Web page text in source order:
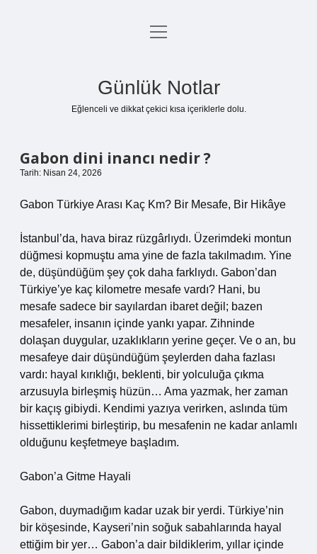
Anasayfa
menüyü
Günlük Notlar
Eğlenceli ve dikkat çekici kısa içeriklerle dolu.
Gabon dini inancı nedir ?
Tarih: Nisan 24, 2026
Gabon Türkiye Arası Kaç Km? Bir Mesafe, Bir Hikâye
İstanbul’da, hava biraz rüzgârlıydı. Üzerimdeki montun
düğmesi kopmuştu ama yine de fazla takılmadım. Yine
de, düşündüğüm şey çok daha farklıydı. Gabon’dan
Türkiye’ye kaç kilometre mesafe vardı? Hani, bu
mesafe sadece bir sayılardan ibaret değil; bazen
mesafeler, insanın içinde yankı yapar. Zihninde
dolaşan duygular, uzaklıkların yerine geçer. Ve o an, bu
mesafeye dair düşündüğüm şeylerden daha fazlası
vardı: hayal kırıklığı, beklenti, bir yolculuğa çıkma
arzusuyla birleşmiş hüzün… Ama yazmak, her zaman
bir kaçış gibiydi. Kendimi yazıya verirken, aslında tüm
hissettiklerimi birleştirip, bu mesafenin ne kadar anlamlı
olduğunu keşfetmeye başladım.
Gabon’a Gitme Hayali
Gabon, duymadığım kadar uzak bir yerdi. Türkiye’nin
bir köşesinde, Kayseri’nin soğuk sabahlarında hayal
ettiğim bir yer… Gabon’a dair bildiklerim, yıllar içinde